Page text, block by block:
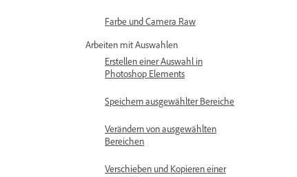
Farbe und Camera Raw
Arbeiten mit Auswahlen
Erstellen einer Auswahl in
Photoshop Elements
Speichern ausgewählter Bereiche
Verändern von ausgewählten
Bereichen
Verschieben und Kopieren einer